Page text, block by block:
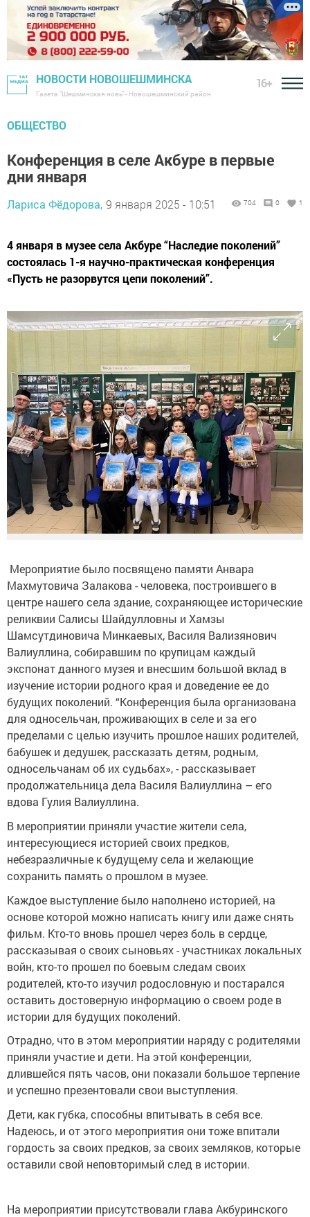
НОВОСТИ НОВОШЕШМИНСКА
Газета "Шешминская новь" - Новошешминский район
16+
ОБЩЕСТВО
Конференция в селе Акбуре в первые
дни января
Лариса Фёдорова, 9 января 2025 - 10:51 704 0 1
4 января в музее села Акбуре “Наследие поколений”
состоялась 1-я научно-практическая конференция
«Пусть не разорвутся цепи поколений”.
Мероприятие было посвящено памяти Анвара
Махмутовича Залакова - человека, построившего в
центре нашего села здание, сохраняющее исторические
реликвии Салисы Шайдулловны и Хамзы
Шамсутдиновича Минкаевых, Василя Вализянович
Валиуллина, собиравшим по крупицам каждый
экспонат данного музея и внесшим большой вклад в
изучение истории родного края и доведение ее до
будущих поколений. “Конференция была организована
для односельчан, проживающих в селе и за его
пределами с целью изучить прошлое наших родителей,
бабушек и дедушек, рассказать детям, родным,
односельчанам об их судьбах», - рассказывает
продолжательница дела Василя Валиуллина – его
вдова Гулия Валиуллина.
В мероприятии приняли участие жители села,
интересующиеся историей своих предков,
небезразличные к будущему села и желающие
сохранить память о прошлом в музее.
Каждое выступление было наполнено историей, на
основе которой можно написать книгу или даже снять
фильм. Кто-то вновь прошел через боль в сердце,
рассказывая о своих сыновьях - участниках локальных
войн, кто-то прошел по боевым следам своих
родителей, кто-то изучил родословную и постарался
оставить достоверную информацию о своем роде в
истории для будущих поколений.
Отрадно, что в этом мероприятии наряду с родителями
приняли участие и дети. На этой конференции,
длившейся пять часов, они показали большое терпение
и успешно презентовали свои выступления.
Дети, как губка, способны впитывать в себя все.
Надеюсь, и от этого мероприятия они тоже впитали
гордость за своих предков, за своих земляков, которые
оставили свой неповторимый след в истории.
На мероприятии присутствовали глава Акбуринского